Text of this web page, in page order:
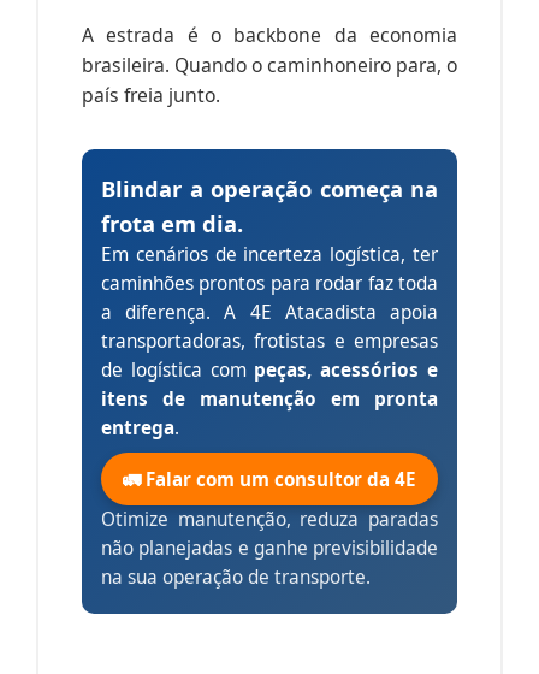
A estrada é o backbone da economia
brasileira. Quando o caminhoneiro para, o
país freia junto.
Blindar a operação começa na
frota em dia.
Em cenários de incerteza logística, ter
caminhões prontos para rodar faz toda
a diferença. A 4E Atacadista apoia
transportadoras, frotistas e empresas
de logística com peças, acessórios e
itens de manutenção em pronta
entrega.
🚛 Falar com um consultor da 4E
Otimize manutenção, reduza paradas
não planejadas e ganhe previsibilidade
na sua operação de transporte.